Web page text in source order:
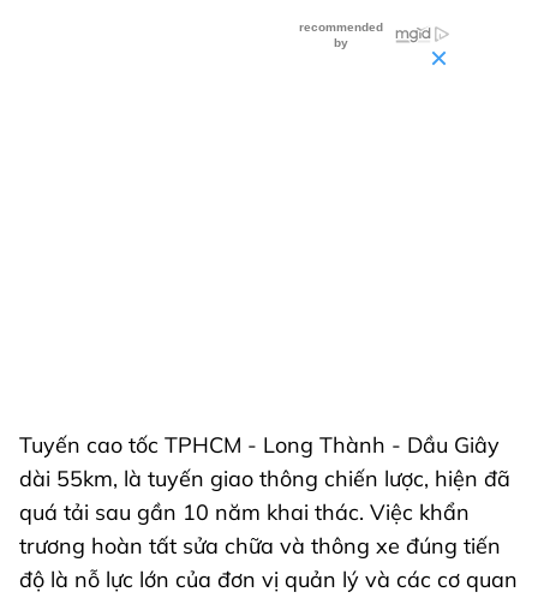
Tuyến cao tốc TPHCM - Long Thành - Dầu Giây
dài 55km, là tuyến giao thông chiến lược, hiện đã
quá tải sau gần 10 năm khai thác. Việc khẩn
trương hoàn tất sửa chữa và thông xe đúng tiến
độ là nỗ lực lớn của đơn vị quản lý và các cơ quan